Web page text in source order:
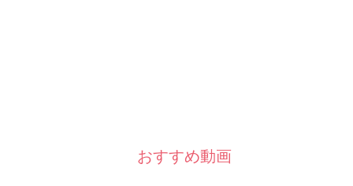
おすすめ動画